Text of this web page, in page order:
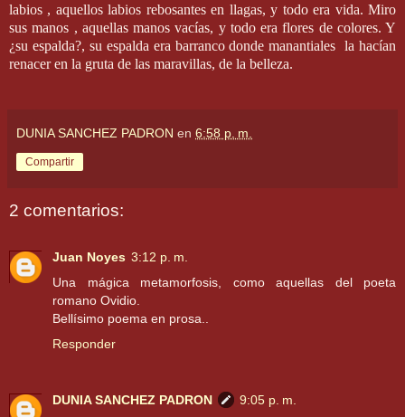
labios , aquellos labios rebosantes en llagas, y todo era vida. Miro
sus manos , aquellas manos vacías, y todo era flores de colores. Y
¿su espalda?, su espalda era barranco donde manantiales la hacían
renacer en la gruta de las maravillas, de la belleza.
DUNIA SANCHEZ PADRON en 6:58 p. m.
Compartir
2 comentarios:
Juan Noyes 3:12 p. m.
Una mágica metamorfosis, como aquellas del poeta
romano Ovidio.
Bellísimo poema en prosa..
Responder
DUNIA SANCHEZ PADRON
9:05 p. m.